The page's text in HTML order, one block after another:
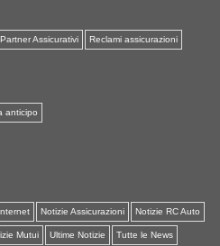
Partner Assicurativi Reclami assicurazioni
anticipo
Notizie Assicurazioni Notizie RC Auto
Mutui Ultime Notizie Tutte le News